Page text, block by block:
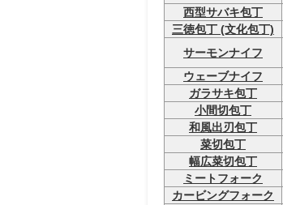
西型サバキ包丁
三徳包丁 (文化包丁)
サーモンナイフ
ウェーブナイフ
ガラサキ包丁
小間切包丁
和風出刃包丁
菜切包丁
幅広菜切包丁
ミートフォーク
カービングフォーク